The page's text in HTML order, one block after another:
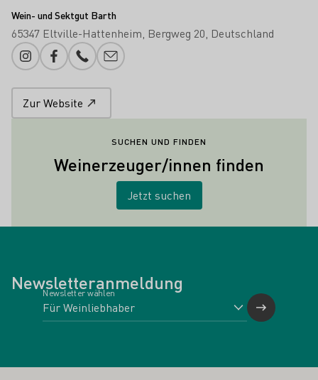
Wein- und Sektgut Barth
65347 Eltville-Hattenheim Bergweg 20 Deutschland
InstagramFacebookTelefonnummer
E-Mail-Adresse
Zur Website
SUCHEN UND FINDEN
Weinerzeuger/innen finden
Jetzt suchen
Newsletteranmeldung
Newsletter wählen